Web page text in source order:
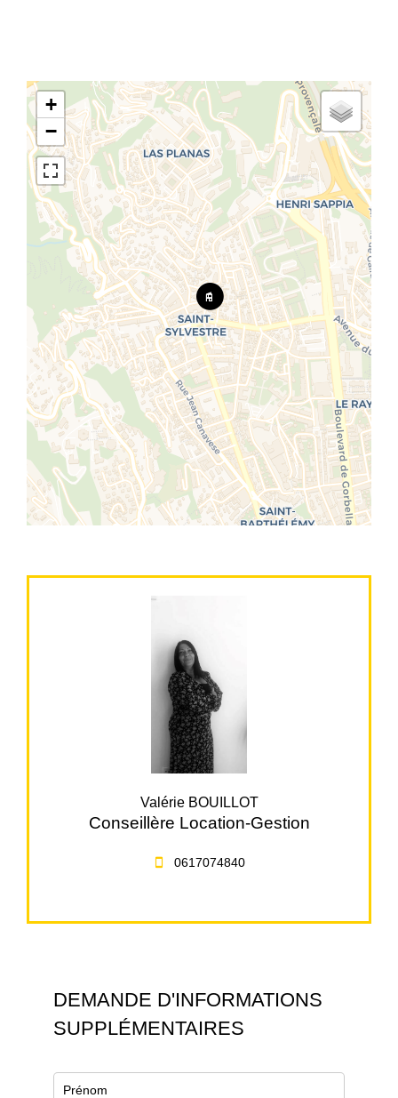
+
−
Valérie BOUILLOT
Conseillère Location-Gestion
0617074840
DEMANDE D'INFORMATIONS
SUPPLÉMENTAIRES